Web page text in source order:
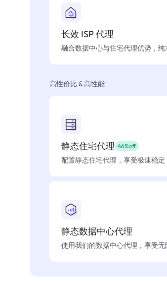
长效 ISP 代理
融合数据中心与住宅代理优势，纯
高性价比 & 高性能
静态住宅代理 46%off
配置静态住宅代理，享受极速稳定
静态数据中心代理
使用我们的数据中心代理，享受无